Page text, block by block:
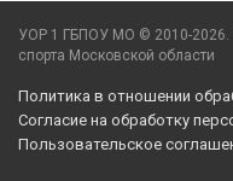
УОР 1 ГБПОУ МО © 2010-2026.
спорта Московской области
Политика в отношении
Согласие на обработку
Пользовательское